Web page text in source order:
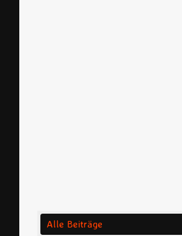
Alle Beiträge